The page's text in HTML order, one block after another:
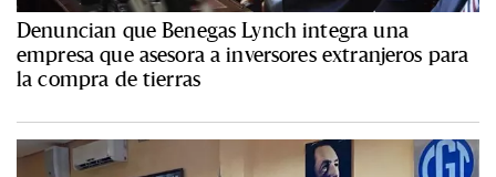
Denuncian que Benegas Lynch integra una
empresa que asesora a inversores extranjeros para
la compra de tierras